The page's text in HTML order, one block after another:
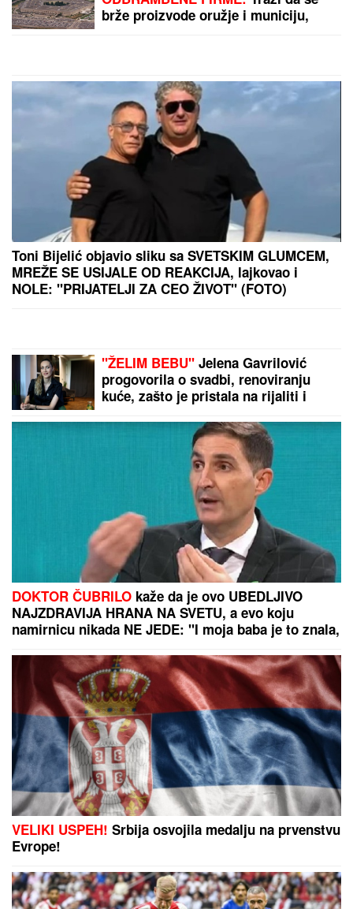
samom centru Beograda: Oglasili se
iz Hitne pomoći
Dok su Milica i Marko mučili pekara
(73) tokom intimnog odnosa, Martina (30) je u
"puntu" radila JEDNU stvar! (FOTO, VIDEO)
ŠTA MU SE DOGODILO?Bivši
teniser ne liči na sebe! Navijači
šokirani kako danas izgleda
legendarni as (FOTO)